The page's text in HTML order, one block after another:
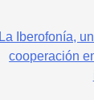
La Iberofonía,
cooperación